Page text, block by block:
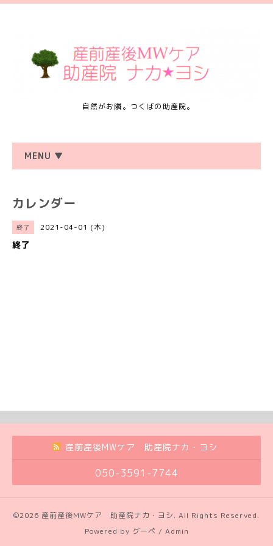
自然がお隣。つくばの助産院。
MENU ▼
カレンダー
終了 2021-04-01 (木)
終了
産前産後MWケア 助産院ナカ・ヨシ
050-3591-7744
©2026 産前産後MWケア 助産院ナカ・ヨシ. All Rights Reserved.
Powered by グーペ / Admin